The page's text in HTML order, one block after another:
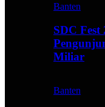
Banten
SDC
Miliar
Banten